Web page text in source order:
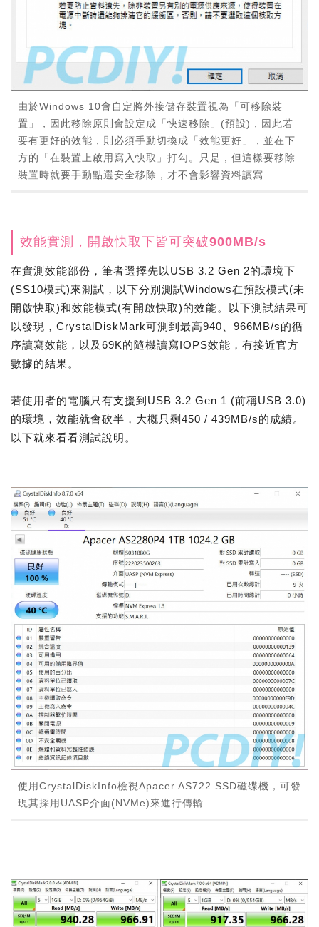
由於Windows 10會自定將外接儲存裝置視為「可移除裝
置」，因此移除原則會設定成「快速移除」(預設)，因此若
要有更好的效能，則必須手動切換成「效能更好」，並在下
方的「在裝置上啟用寫入快取」打勾。只是，但這樣要移除
裝置時就要手動點選安全移除，才不會影響資料讀寫
效能實測，開啟快取下皆可突破900MB/s
在實測效能部份，筆者選擇先以USB 3.2 Gen 2的環境下
(SS10模式)來測試，以下分別測試Windows在預設模式(未
開啟快取)和效能模式(有開啟快取)的效能。以下測試結果可
以發現，CrystalDiskMark可測到最高940、966MB/s的循
序讀寫效能，以及69K的隨機讀寫IOPS效能，有接近官方
數據的結果。
若使用者的電腦只有支援到USB 3.2 Gen 1 (前稱USB 3.0)
的環境，效能就會砍半，大概只剩450 / 439MB/s的成績。
以下就來看看測試說明。
使用CrystalDiskInfo檢視Apacer AS722 SSD磁碟機，可發
現其採用UASP介面(NVMe)來進行傳輸